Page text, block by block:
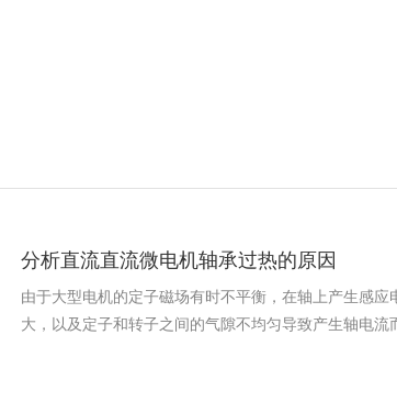
分析直流直流微电机轴承过热的原因
由于大型电机的定子磁场有时不平衡，在轴上产生感
大，以及定子和转子之间的气隙不均匀导致产生轴电流